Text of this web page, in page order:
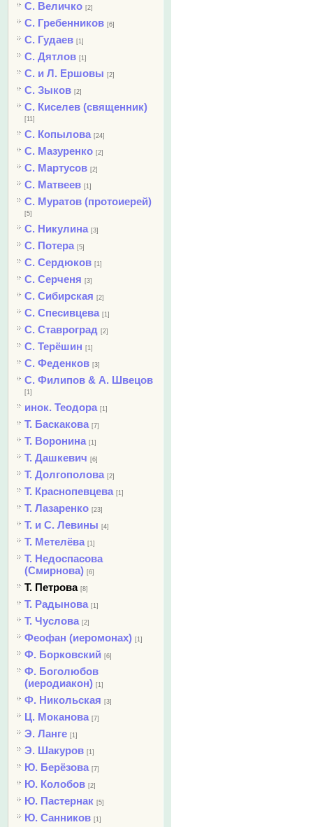
С. Величко [2]
С. Гребенников [6]
С. Гудаев [1]
С. Дятлов [1]
С. и Л. Ершовы [2]
С. Зыков [2]
С. Киселев (священник)
[11]
С. Копылова [24]
С. Мазуренко [2]
С. Мартусов [2]
С. Матвеев [1]
С. Муратов (протоиерей)
[5]
С. Никулина [3]
С. Потера [5]
С. Сердюков [1]
С. Серченя [3]
С. Сибирская [2]
С. Спесивцева [1]
С. Ставроград [2]
С. Терёшин [1]
С. Феденков [3]
С. Филипов & А. Швецов
[1]
инок. Теодора [1]
Т. Баскакова [7]
Т. Воронина [1]
Т. Дашкевич [6]
Т. Долгополова [2]
Т. Краснопевцева [1]
Т. Лазаренко [23]
Т. и С. Левины [4]
Т. Метелёва [1]
Т. Недоспасова
(Смирнова) [6]
Т. Петрова [8]
Т. Радынова [1]
Т. Чуслова [2]
Феофан (иеромонах) [1]
Ф. Борковский [6]
Ф. Боголюбов
(иеродиакон) [1]
Ф. Никольская [3]
Ц. Моканова [7]
Э. Ланге [1]
Э. Шакуров [1]
Ю. Берёзова [7]
Ю. Колобов [2]
Ю. Пастернак [5]
Ю. Санников [1]